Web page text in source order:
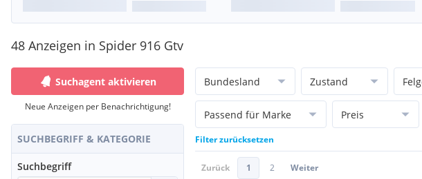
48 Anzeigen in Spider 916 Gtv
Suchagent aktivieren
Neue Anzeigen per Benachrichtigung!
SUCHBEGRIFF & KATEGORIE
Suchbegriff
Bundesland Zustand
Passend für Marke Preis
Filter zurücksetzen
Zurück 1 2 Weiter